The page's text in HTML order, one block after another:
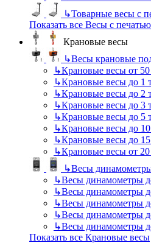
↳Товарные весы с
Показать все Весы с
Крановые весы
↳Весы крановые
↳Крановые весы от 50
↳Крановые весы до 1
↳Крановые весы до 2
↳Крановые весы до 3
↳Крановые весы до 5
↳Крановые весы до
↳Крановые весы до
↳Крановые весы от 20
↳Весы
↳Весы динамометры
↳Весы динамометры
↳Весы динамометры
↳Весы динамометры
↳Весы динамометры
Показать все Крановые весы